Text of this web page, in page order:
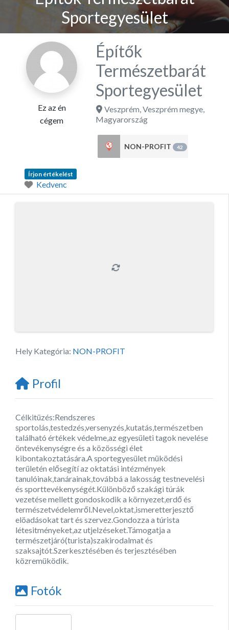
Sportegyesület
Ez az én
cégem
Építők
Természetbarát
Sportegyesület
Veszprém,Veszprém megye,
Magyarország
NON-PROFIT 42
Írjon értékelést
Kedvenc
Hely Kategória: NON-PROFIT
Profil
Célkitüzés:Rendszeres
sportolás,testedzés,versenyzés,kutatás,természetben
található értékek védelme,az egyesületi tagok nevelése
öntevékenységre és a közösségi élet
kibontakoztatására.A sportegyesület müködési
területén elősegítí az oktatási intézmények
tanulóinak,tanárainak,továbbá a lakosság testnevelési
és sporttevékenységét.Különböző szakági túrák
vezetése mellett gondoskodik a környezet,erdő és
természetvédelemről.Nevel,oktat,ismeretterjesztő
elöadásokat tart és szervez.Gondozza a túrista
létesitményeket,az utjelzéseket.Támogatja a
természetjáró(turista)szakirodalmat és
szaksajtót.Szerkesztésében és terjesztésében
közremüködik.
Fotók